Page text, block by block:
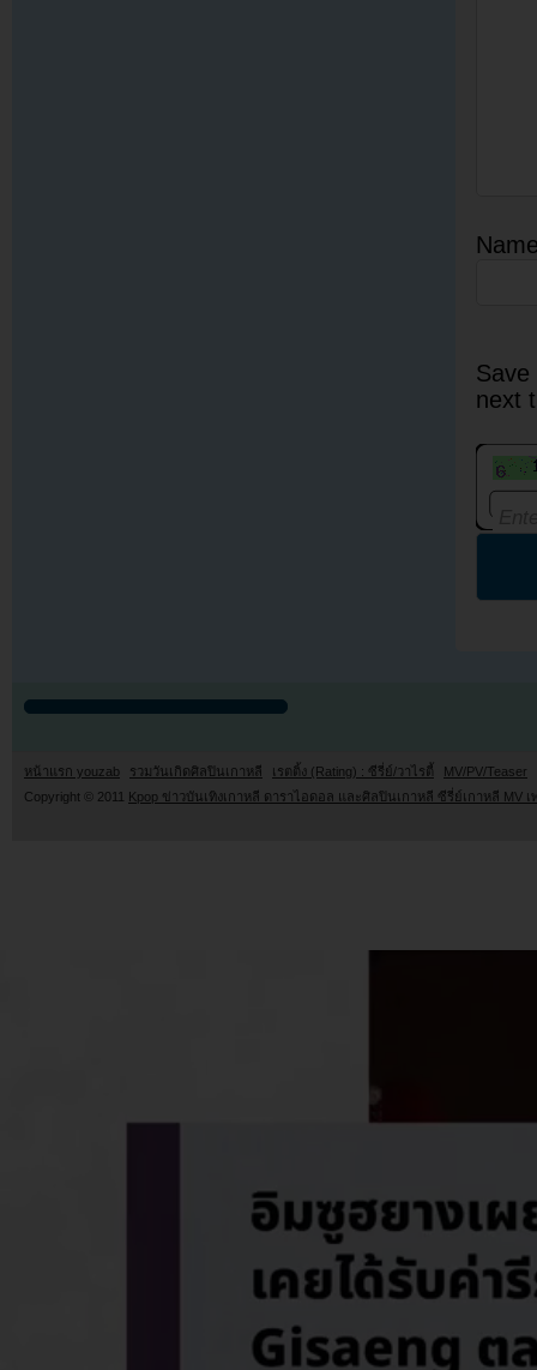
next
หน้าแรก youzab รวมวันเกิดศิลปินเกาหลี เรตติ้ง (Rating) : ซีรี่ย์/วาไรตี้
MV/PV/Teaser
Copyright © 2011 Kpop ข่าวบันเทิงเกาหลี ดาราไอดอล และศิลปินเกาหลี ซีรี่ย์เกาหลี MV